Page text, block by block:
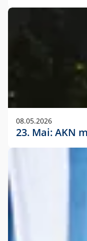
08.05.2026
23. Mai: AKN